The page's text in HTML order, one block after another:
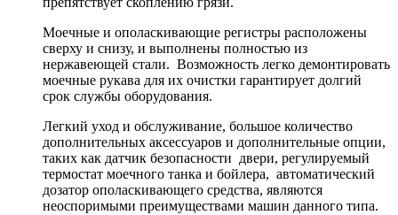
Моечные и ополаскивающие регистры расположены
сверху и снизу, и выполнены полностью из
нержавеющей стали. Возможность легко демонтировать
моечные рукава для их очистки гарантирует долгий
срок службы оборудования.
Легкий уход и обслуживание, большое количество
дополнительных аксессуаров и дополнительные опции,
таких как датчик безопасности двери, регулируемый
термостат моечного танка и бойлера, автоматический
дозатор ополаскивающего средства, являются
неоспоримыми преимуществами машин данного типа.